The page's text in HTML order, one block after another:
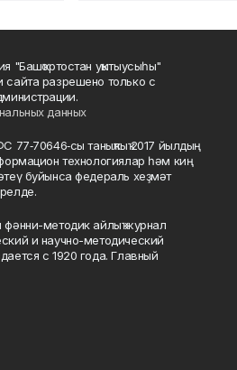
уҡытыусыһы"
разрешено только с
данных
77‑70646‑сы таныҡлыҡ 2017 йылдың
технологиялар һәм киң
буйынса федераль хеҙмәт
методик айлыҡ журнал
и научно-методический
с 1920 года. Главный